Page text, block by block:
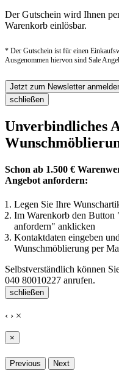
Der Gutschein wird Ihnen
Warenkorb einlösbar.
* Der Gutschein ist für einen
Ausgenommen hiervon sind Sale
Jetzt zum Newsletter
schließen
Unverbindliches
Schon ab 1.500 €
Angebot anfordern:
Legen Sie Ihre
Im Warenkorb den
anfordern" anklicken
Kontaktdaten eingeben
Wunschmöblierung per
Selbstverständlich können
040 80010227 anrufen.
schließen
‹ › ×
×
Previous Next